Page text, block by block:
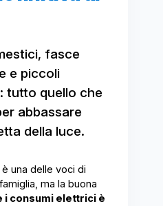
fasce
e piccoli
tutto quello che
abbassare
della luce.
una delle voci di
ma la buona
i consumi elettrici è